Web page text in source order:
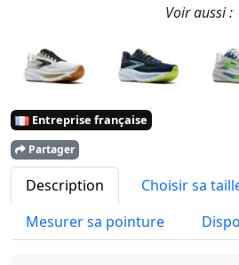
Voir aussi :
Entreprise française
Partager
Description
Choisir sa
Mesurer sa pointure